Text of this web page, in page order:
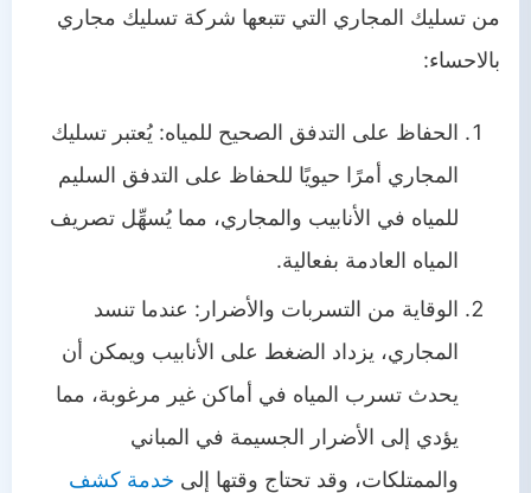
من تسليك المجاري التي تتبعها شركة تسليك مجاري
بالاحساء:
الحفاظ على التدفق الصحيح للمياه: يُعتبر تسليك
المجاري أمرًا حيويًا للحفاظ على التدفق السليم
للمياه في الأنابيب والمجاري، مما يُسهِّل تصريف
المياه العادمة بفعالية.
الوقاية من التسربات والأضرار: عندما تنسد
المجاري، يزداد الضغط على الأنابيب ويمكن أن
يحدث تسرب المياه في أماكن غير مرغوبة، مما
يؤدي إلى الأضرار الجسيمة في المباني
والممتلكات، وقد تحتاج وقتها إلى خدمة كشف